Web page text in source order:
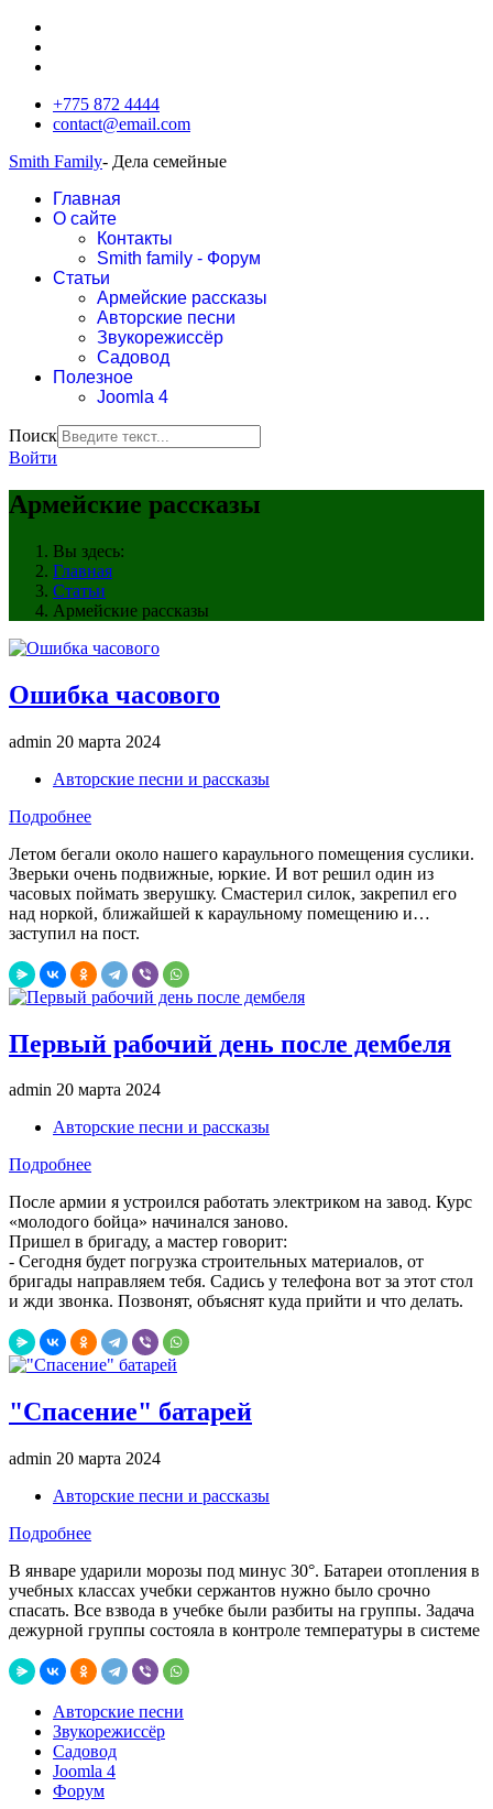
+775 872 4444
contact@email.com
Smith Family- Дела семейные
Главная
О сайте
Контакты
Smith family - Форум
Статьи
Армейские рассказы
Авторские песни
Звукорежиссёр
Садовод
Полезное
Joomla 4
Поиск
Войти
Армейские рассказы
Вы здесь:
Главная
Статьи
Армейские рассказы
Ошибка часового
admin 20 марта 2024
Авторские песни и рассказы
Подробнее
Летом бегали около нашего караульного помещения суслики.
Зверьки очень подвижные, юркие. И вот решил один из
часовых поймать зверушку. Смастерил силок, закрепил его
над норкой, ближайшей к караульному помещению и…
заступил на пост.
Первый рабочий день после дембеля
admin 20 марта 2024
Авторские песни и рассказы
Подробнее
После армии я устроился работать электриком на завод. Курс
«молодого бойца» начинался заново.
Пришел в бригаду, а мастер говорит:
- Сегодня будет погрузка строительных материалов, от
бригады направляем тебя. Садись у телефона вот за этот стол
и жди звонка. Позвонят, объяснят куда прийти и что делать.
"Спасение" батарей
admin 20 марта 2024
Авторские песни и рассказы
Подробнее
­В январе ударили морозы под минус 30°. Батареи отопления в
учебных классах учебки сержантов нужно было срочно
спасать. Все взвода в учебке были разбиты на группы. Задача
дежурной группы состояла в контроле температуры в системе
Авторские песни
Звукорежиссёр
Садовод
Joomla 4
Форум